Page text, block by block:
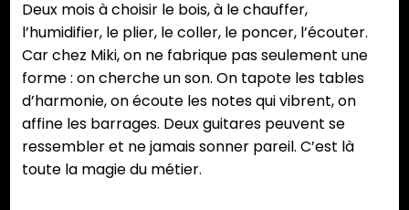
Deux mois à choisir le bois, à le chauffer,
l’humidifier, le plier, le coller, le poncer, l’écouter.
Car chez Miki, on ne fabrique pas seulement une
forme : on cherche un son. On tapote les tables
d’harmonie, on écoute les notes qui vibrent, on
affine les barrages. Deux guitares peuvent se
ressembler et ne jamais sonner pareil. C’est là
toute la magie du métier.